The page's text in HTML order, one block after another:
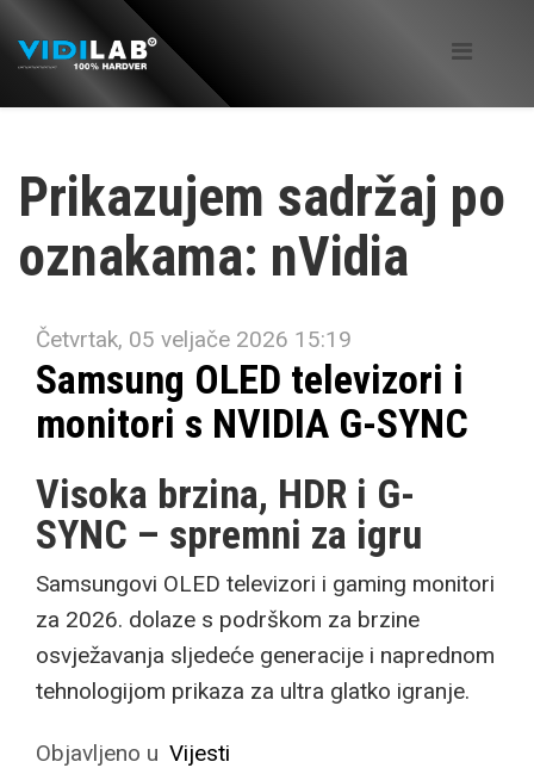
Prikazujem sadržaj po
oznakama: nVidia
Četvrtak, 05 veljače 2026 15:19
Samsung OLED televizori i
monitori s NVIDIA G-SYNC
Visoka brzina, HDR i G-
SYNC – spremni za igru
Samsungovi OLED televizori i gaming monitori
za 2026. dolaze s podrškom za brzine
osvježavanja sljedeće generacije i naprednom
tehnologijom prikaza za ultra glatko igranje.
Objavljeno u Vijesti